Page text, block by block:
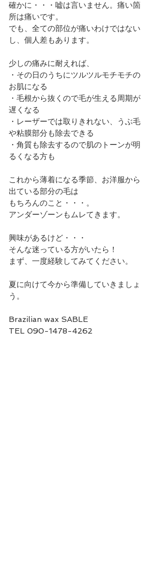
確かに・・・嘘は言いません。痛い箇
所は痛いです。
でも、全ての部位が痛いわけではない
し、個人差もあります。
少しの痛みに耐えれば、
・その日のうちにツルツルモチモチの
お肌になる
・毛根から抜くので毛が生える周期が
遅くなる
・レーザーでは取りきれない、うぶ毛
や粘膜部分も除去できる
・角質も除去するので肌のトーンが明
るくなる方も
これから薄着になる季節、お洋服から
出ている部分の毛は
もちろんのこと・・・。
アンダーゾーンもムレてきます。
興味があるけど・・・
そんな迷っている方がいたら！
まず、一度経験してみてください。
夏に向けて今から準備していきましょ
う。
Brazilian wax SABLE
TEL 090-1478-4262